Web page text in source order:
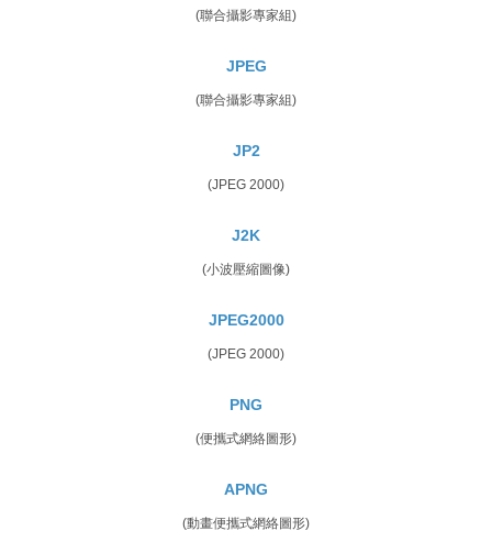
(聯合攝影專家組)
JPEG
(聯合攝影專家組)
JP2
(JPEG 2000)
J2K
(小波壓縮圖像)
JPEG2000
(JPEG 2000)
PNG
(便攜式網絡圖形)
APNG
(動畫便攜式網絡圖形)